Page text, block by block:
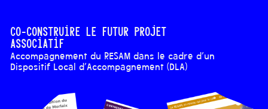
Co-construire le futur projet
associatif
Accompagnement du RESAM dans le cadre d'un
Dispositif Local d'Accompagnement (DLA)